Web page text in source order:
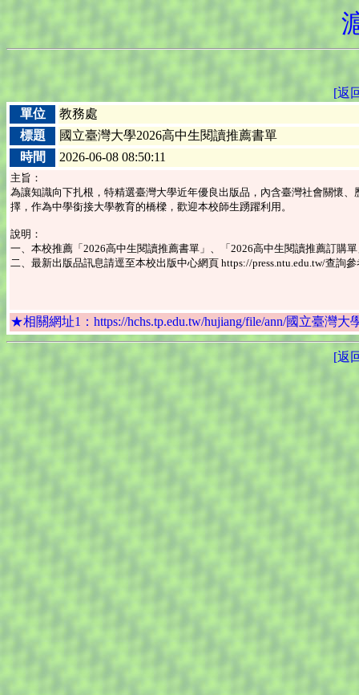
[返
單位
教務處
標題
國立臺灣大學2026高中生閱讀推薦書單
時間
2026-06-08 08:50:11
主旨：
為讓知識向下扎根，特精選臺灣大學近年優良出版品，內含臺灣社會關懷
擇，作為中學銜接大學教育的橋樑，歡迎本校師生踴躍利用。
說明：
一、本校推薦「2026高中生閱讀推薦書單」、「2026高中生閱讀推薦訂購
二、最新出版品訊息請逕至本校出版中心網頁 https://press.ntu.edu.tw/查詢
★相關網址1：https://hchs.tp.edu.tw/hujiang/file/ann/國立臺灣
[返